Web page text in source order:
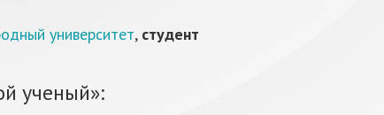
университет, студент
ученый»: